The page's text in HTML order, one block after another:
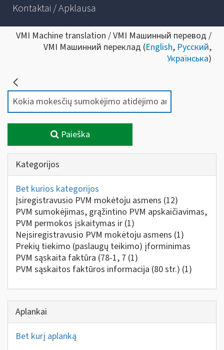
Kontaktai / Apklausa
VMI Machine translation / VMI Машинный перевод /
VMI Машинний переклад (English, Русский,
Українська)
Paieška
Kategorijos
Bet kurios kategorijos
Įsiregistravusio PVM mokėtoju asmens (12)
PVM sumokėjimas, grąžintino PVM apskaičiavimas,
PVM permokos įskaitymas ir (1)
Neįsiregistravusio PVM mokėtoju asmens (1)
Prekių tiekimo (paslaugų teikimo) įforminimas
PVM sąskaita faktūra (78-1, 7 (1)
PVM sąskaitos faktūros informacija (80 str.) (1)
Aplankai
Bet kurį aplanką